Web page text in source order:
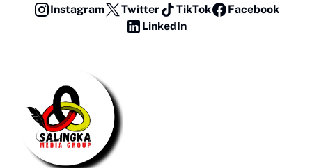
Instagram Twitter TikTok
Facebook
LinkedIn